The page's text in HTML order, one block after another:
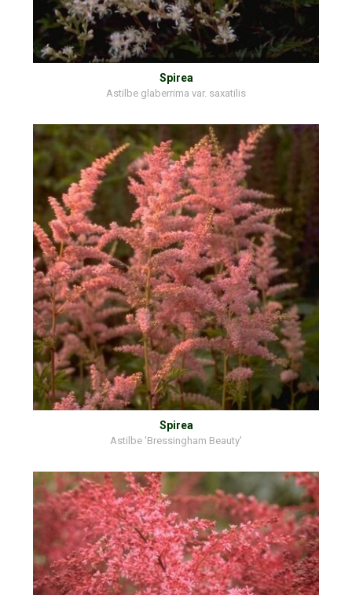
Spirea
Astilbe glaberrima var. saxatilis
Spirea
Astilbe 'Bressingham Beauty'